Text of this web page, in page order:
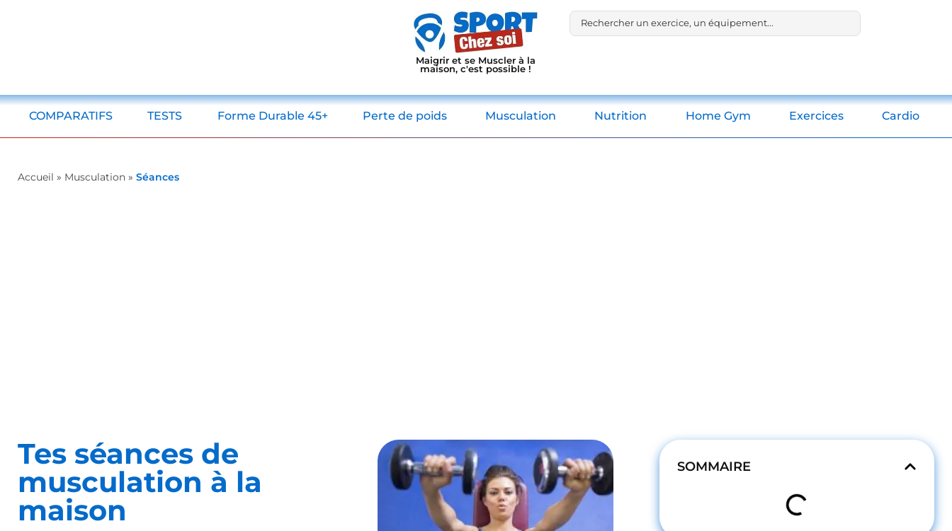
Maigrir et se Muscler à la
maison, c'est possible !
COMPARATIFS TESTS Forme Durable 45+ Perte de poids Musculation Nutrition Home Gym Exercices Cardio
Accueil » Musculation » Séances
Tes séances de
musculation à la
maison
SOMMAIRE